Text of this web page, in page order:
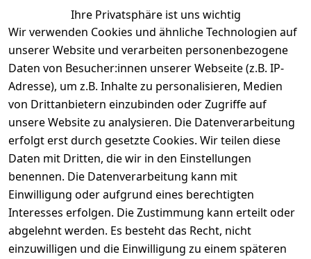
Ihre Privatsphäre ist uns wichtig
Wir verwenden Cookies und ähnliche Technologien auf
unserer Website und verarbeiten personenbezogene
Daten von Besucher:innen unserer Webseite (z.B. IP-
Adresse), um z.B. Inhalte zu personalisieren, Medien
von Drittanbietern einzubinden oder Zugriffe auf
unsere Website zu analysieren. Die Datenverarbeitung
erfolgt erst durch gesetzte Cookies. Wir teilen diese
Daten mit Dritten, die wir in den Einstellungen
benennen. Die Datenverarbeitung kann mit
Einwilligung oder aufgrund eines berechtigten
Interesses erfolgen. Die Zustimmung kann erteilt oder
abgelehnt werden. Es besteht das Recht, nicht
einzuwilligen und die Einwilligung zu einem späteren
Rechtliches
AGB
Impressum
Datenschutze
rklärung
Widerrufsrec
ht
Services
Kontakt
Kundenservic
e
Zahlung &
Versand
Batteriegeset
z
Newsletter
Unsere
Partner
FAQ
Zahlung &
Versand
Kontakt
+49
Mail:
info@select
selected-lights
selected-